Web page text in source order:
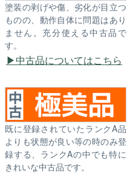
塗装の剥げや傷、劣化が目立つ
ものの、動作自体に問題はあり
ません。充分使える中古品で
す。
中古品についてはこちら
既に登録されていたランクA品
よりも状態が良い等の時のみ登
録する、ランクAの中でも特に
きれいな中古品です。